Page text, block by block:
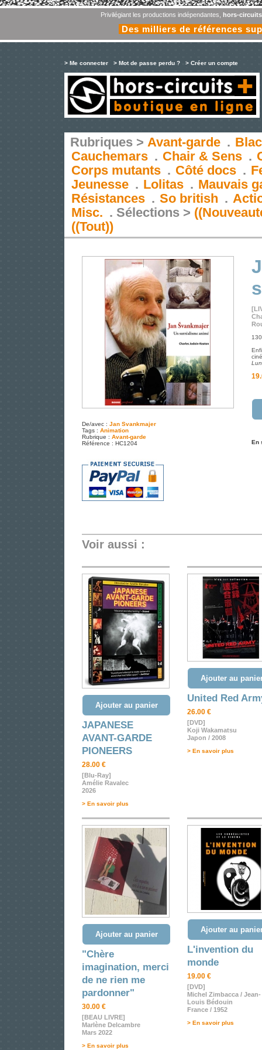
Privilégiant les productions indépendantes, hors-
Des milliers de références
> Me connecter > Mot de passe perdu ? > Créer un compte
Rubriques > Avant-garde .
Cauchemars . Chair & Sens .
Corps mutants . Côté docs .
Jeunesse . Lolitas . Mauvais
Résistances . So british .
Misc. . Sélections >
((Tout))
De/avec : Jan Svankmajer
Tags : Animation
Rubrique : Avant-garde
Référence : HC1204
En
Voir aussi :
Ajouter au panier
JAPANESE
AVANT-GARDE
PIONEERS
28.00 €
[Blu-Ray]
Amélie Ravalec
2026
> En savoir plus
Ajouter au
United Red
26.00 €
[DVD]
Koji Wakamatsu
Japon / 2008
> En savoir plus
Ajouter au panier
"Chère
imagination, merci
de ne rien me
pardonner"
30.00 €
[BEAU LIVRE]
Marlène Delcambre
Mars 2022
> En savoir plus
Ajouter au
L'invention du
monde
19.00 €
[DVD]
Michel Zimbacca / Jean-
Louis Bédouin
France / 1952
> En savoir plus